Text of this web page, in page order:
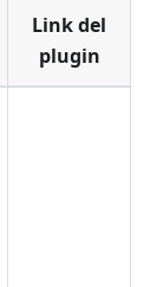
Link del
plugin